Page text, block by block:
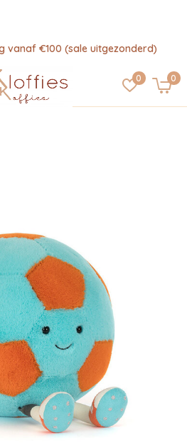
0 0
vanaf €100 (sale uitgezonderd)